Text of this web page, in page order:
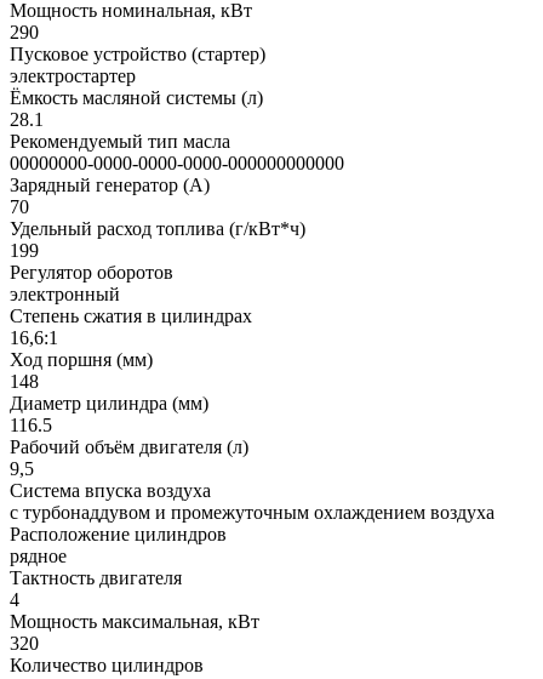
Мощность номинальная, кВт
290
Пусковое устройство (стартер)
электростартер
Ёмкость масляной системы (л)
28.1
Рекомендуемый тип масла
00000000-0000-0000-0000-000000000000
Зарядный генератор (А)
70
Удельный расход топлива (г/кВт*ч)
199
Регулятор оборотов
электронный
Степень сжатия в цилиндрах
16,6:1
Ход поршня (мм)
148
Диаметр цилиндра (мм)
116.5
Рабочий объём двигателя (л)
9,5
Система впуска воздуха
с турбонаддувом и промежуточным охлаждением воздуха
Расположение цилиндров
рядное
Тактность двигателя
4
Мощность максимальная, кВт
320
Количество цилиндров